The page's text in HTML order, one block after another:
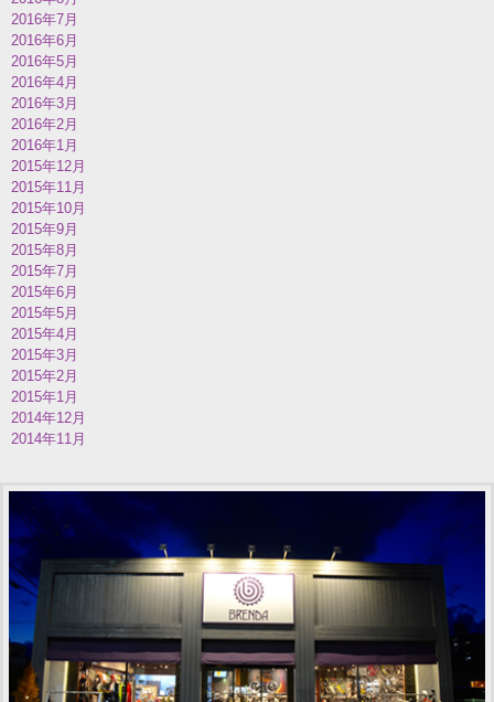
2016年7月
2016年6月
2016年5月
2016年4月
2016年3月
2016年2月
2016年1月
2015年12月
2015年11月
2015年10月
2015年9月
2015年8月
2015年7月
2015年6月
2015年5月
2015年4月
2015年3月
2015年2月
2015年1月
2014年12月
2014年11月